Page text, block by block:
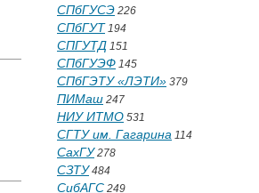
СПбГУСЭ 226
СПбГУТ 194
СПГУТД 151
СПбГУЭФ 145
СПбГЭТУ «ЛЭТИ» 379
ПИМаш 247
НИУ ИТМО 531
СГТУ им. Гагарина 114
СахГУ278
СЗТУ484
СибАГС 249